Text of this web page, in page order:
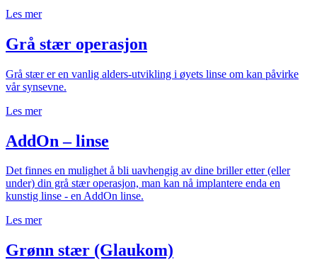
Les mer
Grå stær operasjon
Grå stær er en vanlig alders-utvikling i øyets linse om kan påvirke
vår synsevne.
Les mer
AddOn – linse
Det finnes en mulighet å bli uavhengig av dine briller etter (eller
under) din grå stær operasjon, man kan nå implantere enda en
kunstig linse - en AddOn linse.
Les mer
Grønn stær (Glaukom)